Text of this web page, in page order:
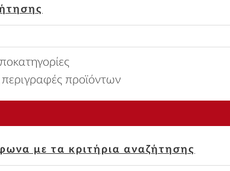
προϊόντων
με τα κριτήρια αναζήτησης